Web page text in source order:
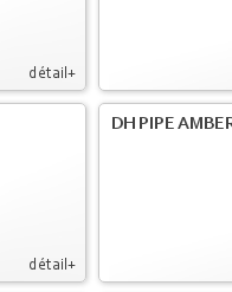
détail+
détail+
DH PIPE